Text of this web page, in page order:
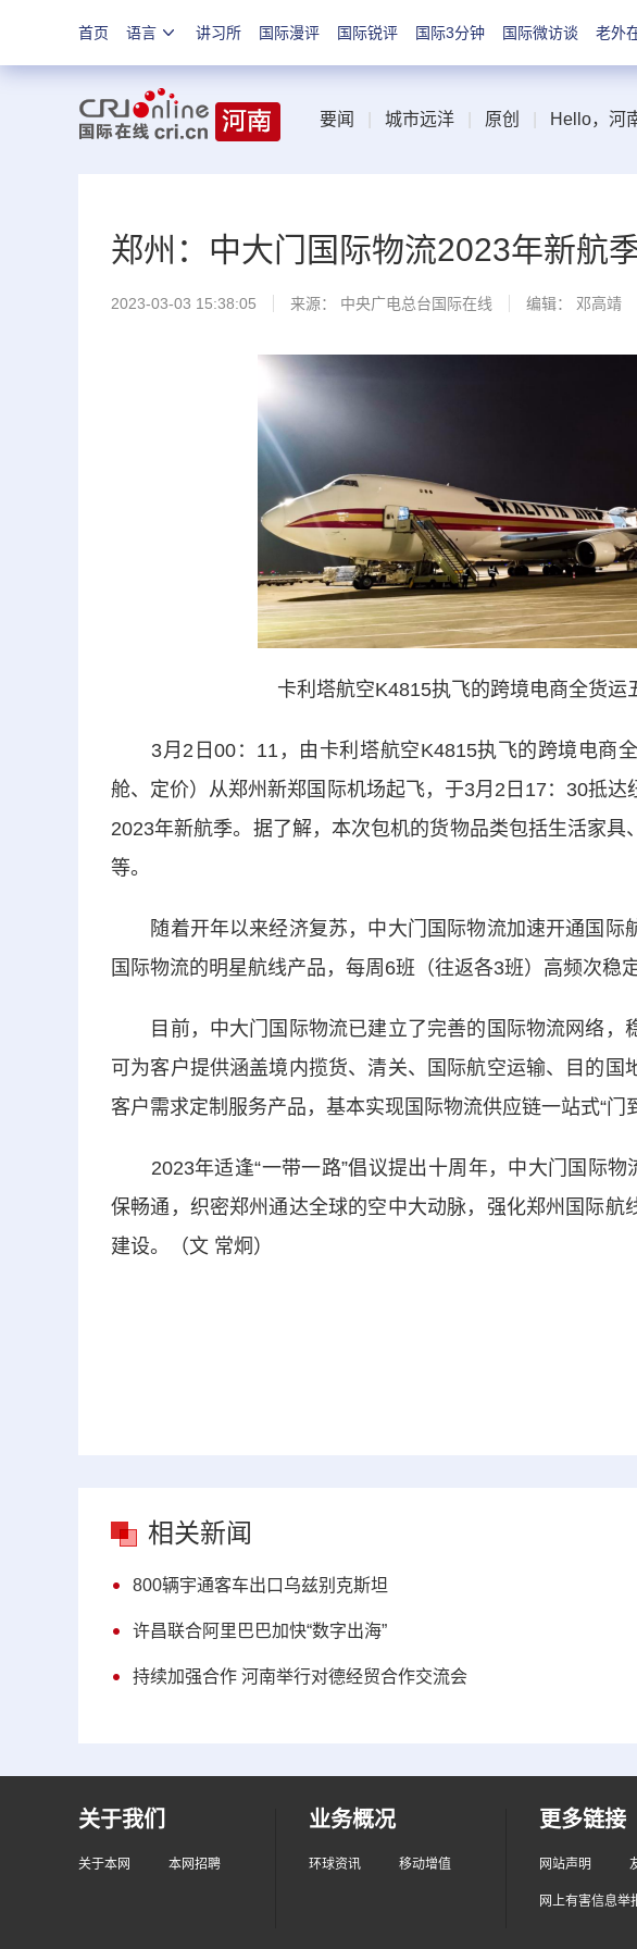
首页 语言 讲习所 国际漫评 国际锐评 国际3分钟 国际微访谈 老外
要闻 城市远洋 原创 Hello，河
郑州：中大门国际物流2023年新航
2023-03-03 15:38:05 来源： 中央广电总台国际在线 编辑： 邓高靖
卡利塔航空K4815执飞的跨境电商全货运
3月2日00：11，由卡利塔航空K4815执飞的跨境电商
舱、定价）从郑州新郑国际机场起飞，于3月2日17：30抵
2023年新航季。据了解，本次包机的货物品类包括生活家
等。
随着开年以来经济复苏，中大门国际物流加速开通国际
国际物流的明星航线产品，每周6班（往返各3班）高频次稳
目前，中大门国际物流已建立了完善的国际物流网络，
可为客户提供涵盖境内揽货、清关、国际航空运输、目的
客户需求定制服务产品，基本实现国际物流供应链一站式“门
2023年适逢“一带一路”倡议提出十周年，中大门国际物
保畅通，织密郑州通达全球的空中大动脉，强化郑州国际航
建设。（文 常炯）
相关新闻
800辆宇通客车出口乌兹别克斯坦
许昌联合阿里巴巴加快“数字出海”
持续加强合作 河南举行对德经贸合作交流会
关于我们
关于本网 本网招聘
业务概况
环球资讯 移动增值
更多链接
网站声明
网上有害信息举